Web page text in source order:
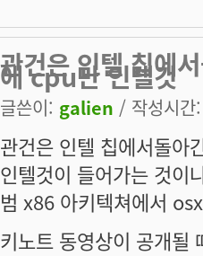
관건은 인텔 칩에
에 cpu만 인텔것
글쓴이: galien / 작성시
관건은 인텔 칩에서돌아
인텔것이 들어가는 것이
범 x86 아키텍쳐에서
키노트 동영상이 공개될